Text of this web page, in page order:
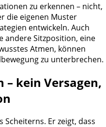
zu erkennen – nicht,
die eigenen Muster
entwickeln. Auch
andere Sitzposition, eine
Atmen, können
zu unterbrechen.
– kein Versagen,
Scheiterns. Er zeigt, dass